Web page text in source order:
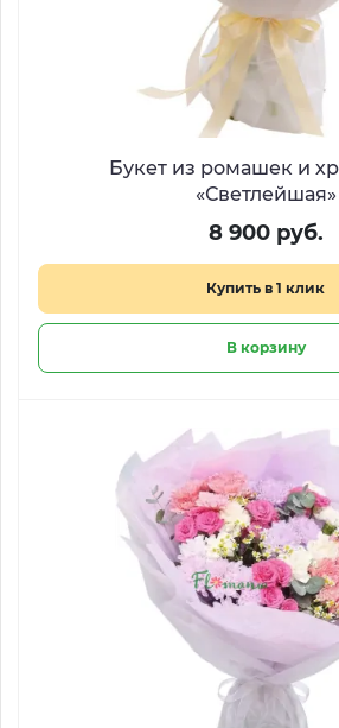
Букет из ромашек и
«Светлейшая»
8 900 руб.
Купить в 1 клик
В корзину